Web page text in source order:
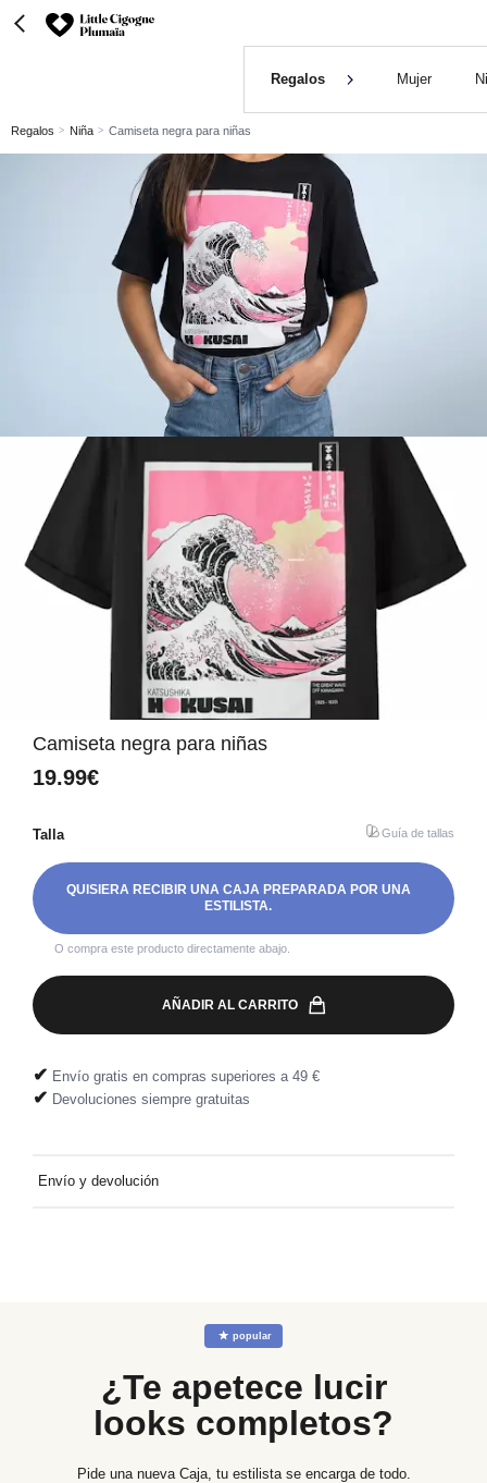
Regalos Mujer
Regalos Niña Camiseta negra para niñas
Camiseta negra para niñas
19.99€
Talla Guía de tallas
QUISIERA RECIBIR UNA CAJA PREPARADA POR UNA
ESTILISTA.
O compra este producto directamente abajo.
AÑADIR AL CARRITO
✔ Envío gratis en compras superiores a 49 €
✔ Devoluciones siempre gratuitas
Envío y devolución
☆ popular
¿Te apetece lucir
looks completos?
Pide una nueva Caja, tu estilista se encarga de todo.